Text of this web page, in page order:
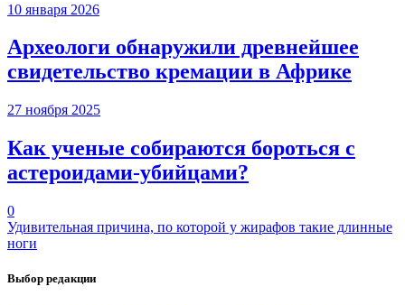
10 января 2026
Археологи обнаружили древнейшее
свидетельство кремации в Африке
27 ноября 2025
Как ученые собираются бороться с
астероидами-убийцами?
0
Удивительная причина, по которой у жирафов такие длинные
ноги
Выбор редакции